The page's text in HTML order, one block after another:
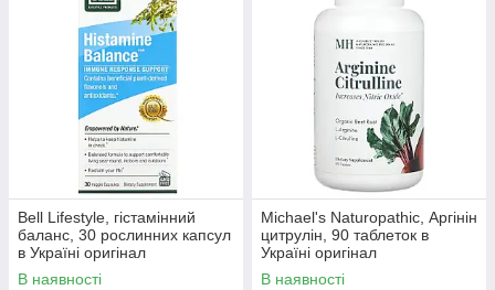
Bell Lifestyle, гістамінний
баланс, 30 рослинних капсул
в Україні оригінал
В наявності
Michael's Naturopathic, Аргінін
цитрулін, 90 таблеток в
Україні оригінал
В наявності